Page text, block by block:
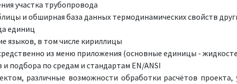
участка трубопровода
и обширная база данных термодинамических свойств
единиц
языков, в том числе кириллицы
из меню приложения (основные единицы -
и подбора по средам и стандартам EN/ANSI
различные возможности обработки расчётов